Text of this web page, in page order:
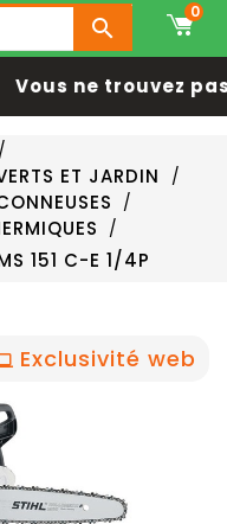

0
Vous ne trouvez
ET JARDIN
151 C-E 1/4P
Exclusivité web